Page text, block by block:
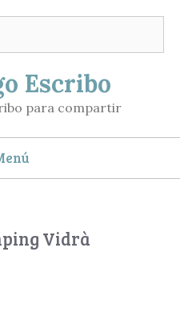
Escribo
para compartir
Vidrà